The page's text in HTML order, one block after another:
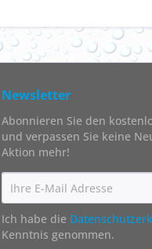
Newsletter
Abonnieren Sie den
und verpassen Sie keine
Aktion mehr!
Ich habe die
Kenntnis genommen.